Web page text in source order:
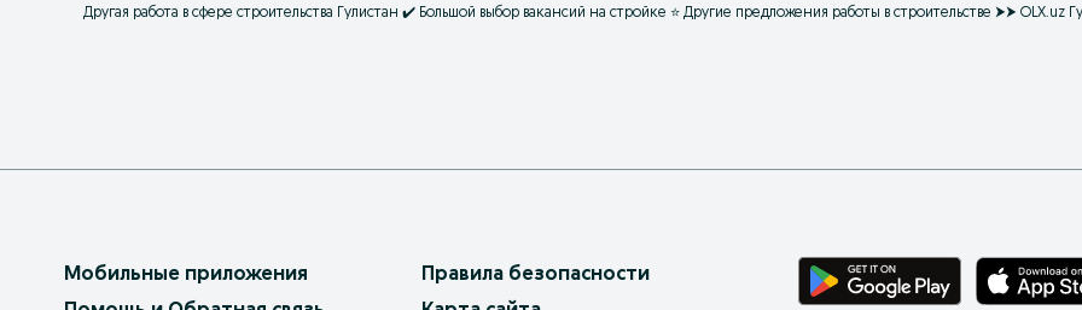
Другая работа в сфере строительства Гулистан ✔️ Большой выбор вакансий на стройке ⭐ Другие предложения работы в строительстве ⮞⮞ OLX.uz
Мобильные приложения
Правила безопасности